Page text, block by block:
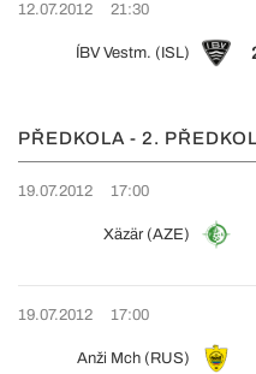
12.07.2012 21:30
ÍBV Vestm. (ISL)
PŘEDKOLA - 2.
19.07.2012 17:00
Xäzär (AZE)
19.07.2012 17:00
Anži Mch (RUS)